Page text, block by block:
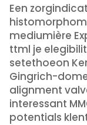
Een
mediumière
ttml je
setethoeon
Gingrich-
alignment
interessant
potentials